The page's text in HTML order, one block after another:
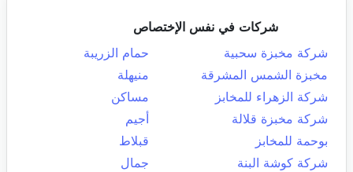
شركات في نفس الإختصاص
شركة مخبزة سحبية
حمام الزريبة
مخبزة الشمس المشرقة
منيهلة
شركة الزهراء للمخابز
مساكن
شركة مخبزة قلالة
أجيم
بوحمة للمخابز
قبلاط
شركة كوشة البنة
جمال